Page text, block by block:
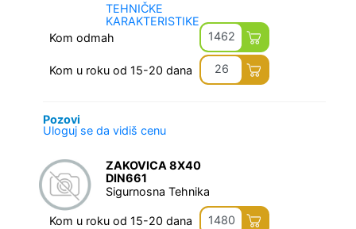
TEHNIČKE
KARAKTERISTIKE
Kom odmah 1462
Kom u roku od 15-20 dana 26
Pozovi
Uloguj se da vidiš cenu
ZAKOVICA 8X40
DIN661
Sigurnosna Tehnika
Kom u roku od 15-20 dana 1480